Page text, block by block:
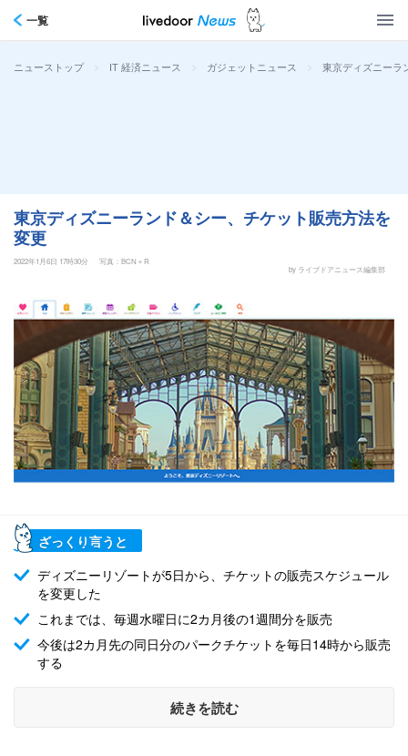
一覧
ニューストップ > IT 経済ニュース > ガジェットニュース > 東京ディズニーラ
東京ディズニーランド＆シー、チケット販売方法を
変更
2022年1月6日 17時30分
写真：BCN＋R
by ライブドアニュース編集部
ざっくり言うと
ディズニーリゾートが5日から、チケットの販売スケジュール
を変更した
これまでは、毎週水曜日に2カ月後の1週間分を販売
今後は2カ月先の同日分のパークチケットを毎日14時から販売
する
続きを読む